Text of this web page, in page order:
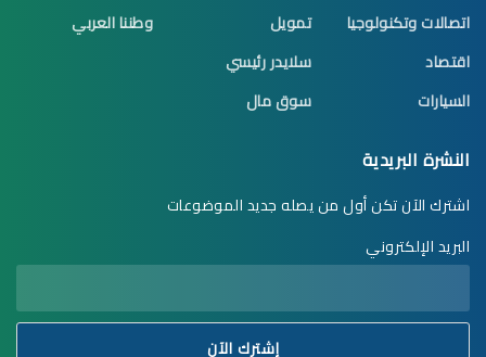
اتصالات وتكنولوجيا
اقتصاد
السيارات
تمويل
سلايدر رئيسي
سوق مال
وطننا العربي
النشرة البريدية
اشترك الآن تكن أول من يصله جديد الموضوعات
البريد الإلكتروني